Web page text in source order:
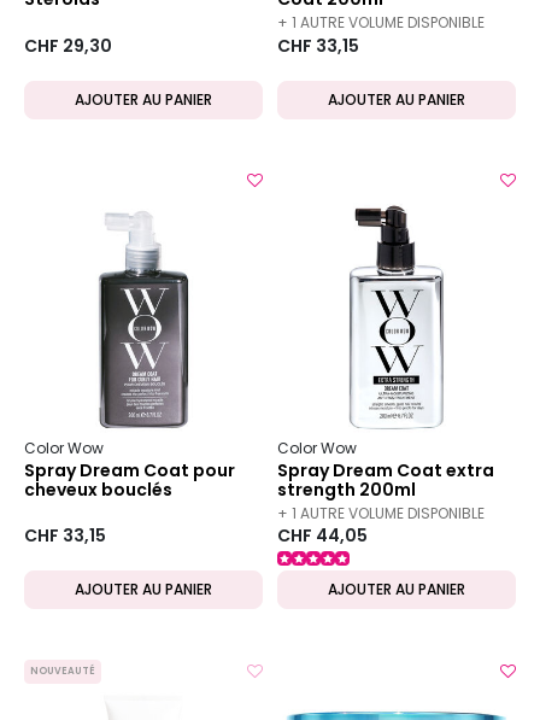
CHF 29,30
AJOUTER AU PANIER
+ 1 AUTRE VOLUME DISPONIBLE
CHF 33,15
AJOUTER AU PANIER
Color Wow
Spray Dream Coat pour
cheveux bouclés
CHF 33,15
AJOUTER AU PANIER
Color Wow
Spray Dream Coat extra
strength 200ml
+ 1 AUTRE VOLUME DISPONIBLE
CHF 44,05
AJOUTER AU PANIER
NOUVEAUTÉ